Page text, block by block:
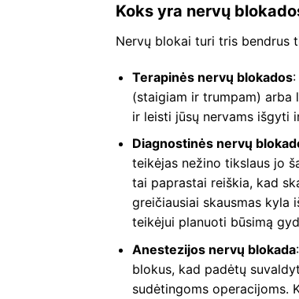
Koks yra nervų
Nervų blokai turi tris bendrus
Terapinės nervų blokados:
(staigiam ir trumpam) arba
ir leisti jūsų nervams išgyti
Diagnostinės nervų
teikėjas nežino tikslaus jo
tai paprastai reiškia, kad
greičiausiai skausmas kyla
teikėjui planuoti būsimą
Anestezijos nervų blokada
blokus, kad padėtų
sudėtingoms operacijoms.